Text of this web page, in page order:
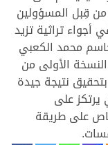
قِبل المسؤولين
أجواء تراثية تزيد
محمد الكعبي
الأولى من
نتيجة جيدة
يرتكز على
على طريقة